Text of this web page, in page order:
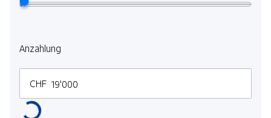
Anzahlung
CHF